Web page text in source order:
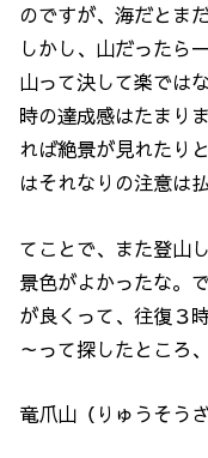
のですが、海だとま
しかし、山だったら
山って決して楽では
時の達成感はたまり
れば絶景が見れたり
はそれなりの注意は
てことで、また登山
景色がよかったな。
が良くって、往復３
～って探したところ
竜爪山（りゅうそう